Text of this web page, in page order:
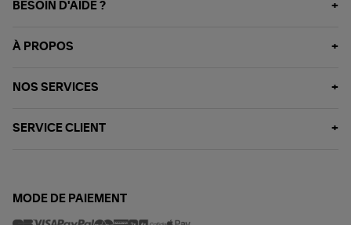
BESOIN D'AIDE ?
À PROPOS
NOS SERVICES
SERVICE CLIENT
MODE DE PAIEMENT